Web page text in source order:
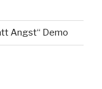
Angst“ Demo